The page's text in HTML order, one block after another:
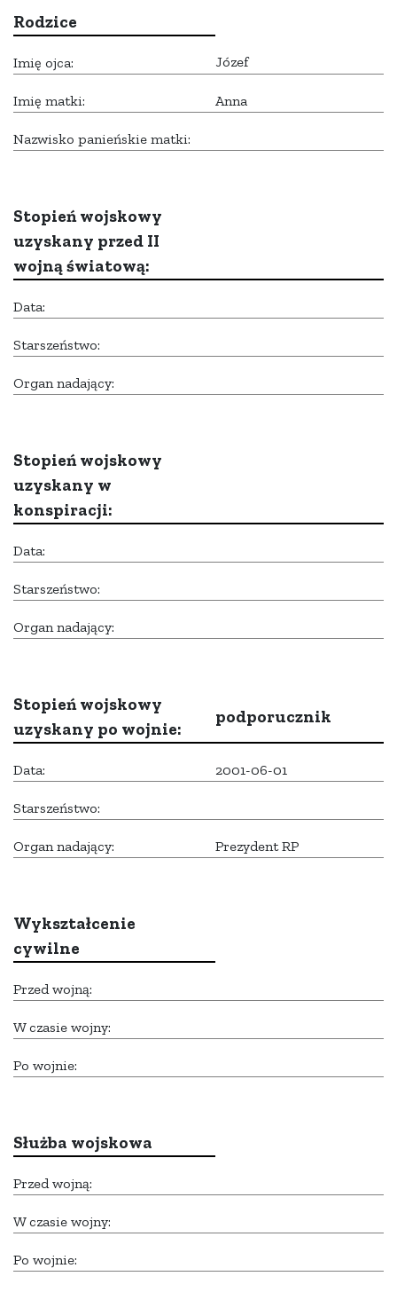
Rodzice
Imię ojca: Józef
Imię matki: Anna
Nazwisko panieńskie matki:
Stopień wojskowy
uzyskany przed II
wojną światową:
Data:
Starszeństwo:
Organ nadający:
Stopień wojskowy
uzyskany w
konspiracji:
Data:
Starszeństwo:
Organ nadający:
Stopień wojskowy
uzyskany po wojnie:
podporucznik
Data: 2001-06-01
Starszeństwo:
Organ nadający: Prezydent RP
Wykształcenie
cywilne
Przed wojną:
W czasie wojny:
Po wojnie:
Służba wojskowa
Przed wojną:
W czasie wojny:
Po wojnie: